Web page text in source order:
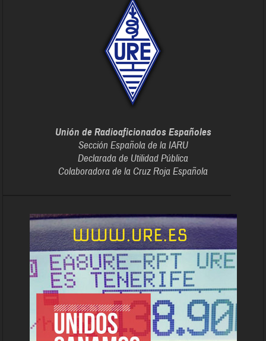
Unión de Radioaficionados Españoles
Sección Española de la IARU
Declarada de Utilidad Pública
Colaboradora de la Cruz Roja Española